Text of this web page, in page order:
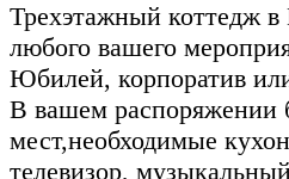
Трехэтажный коттедж
любого вашего
Юбилей, корпоратив
В вашем распоряжении
мест,необходимые
телевизор,